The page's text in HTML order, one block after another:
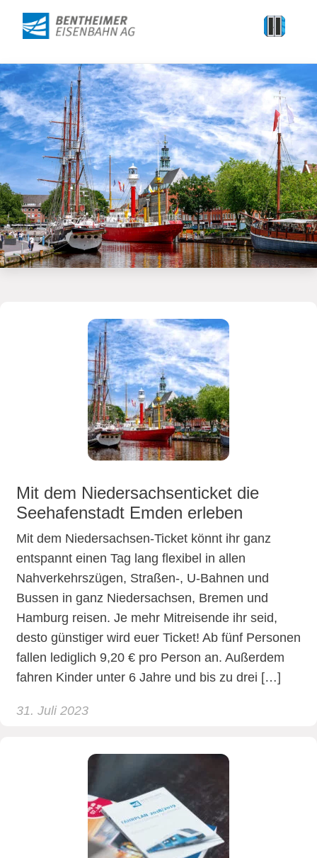
Mit dem Niedersachsenticket die
Seehafenstadt Emden erleben
Mit dem Niedersachsen-Ticket könnt ihr ganz
entspannt einen Tag lang flexibel in allen
Nahverkehrszügen, Straßen-, U-Bahnen und
Bussen in ganz Niedersachsen, Bremen und
Hamburg reisen. Je mehr Mitreisende ihr seid,
desto günstiger wird euer Ticket! Ab fünf Personen
fallen lediglich 9,20 € pro Person an. Außerdem
fahren Kinder unter 6 Jahre und bis zu drei […]
31. Juli 2023